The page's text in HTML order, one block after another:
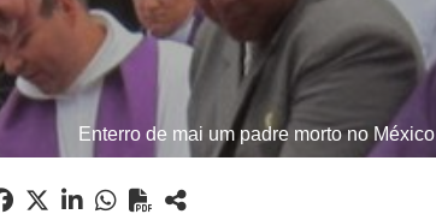
Enterro de mai um padre morto no México